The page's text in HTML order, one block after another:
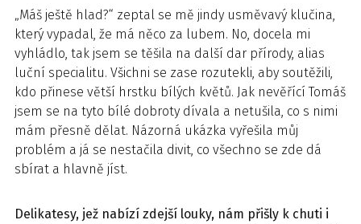
„Máš ještě hlad?“ zeptal se mě jindy usměvavý klučina,
který vypadal, že má něco za lubem. No, docela mi
vyhládlo, tak jsem se těšila na další dar přírody, alias
luční specialitu. Všichni se zase rozutekli, aby soutěžili,
kdo přinese větší hrstku bílých květů. Jak nevěřící Tomáš
jsem se na tyto bílé dobroty dívala a netušila, co s nimi
mám přesně dělat. Názorná ukázka vyřešila můj
problém a já se nestačila divit, co všechno se zde dá
sbírat a hlavně jíst.
Delikatesy, jež nabízí zdejší louky, nám přišly k chuti i